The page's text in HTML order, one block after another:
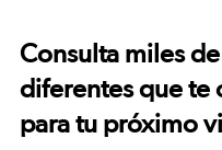
Consulta miles
diferentes que te
para tu próximo